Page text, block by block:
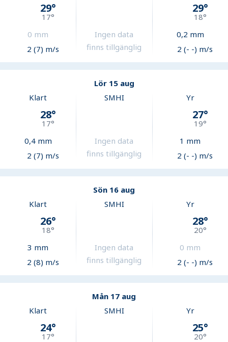
29°
17°
0 mm
2 (7) m/s
Ingen data
finns tillgänglig
29°
18°
0,2 mm
2 (- -) m/s
Lör 15 aug
Klart
28°
17°
0,4mm
2 (7) m/s
SMHI
Ingen data
finns tillgänglig
Yr
27°
19°
1 mm
2 (- -) m/s
Sön 16 aug
Klart
26°
18°
3 mm
2 (8) m/s
SMHI
Ingen data
finns tillgänglig
Yr
28°
20°
0 mm
2 (- -) m/s
Mån 17 aug
Klart
24°
17°
SMHI Yr
25°
20°